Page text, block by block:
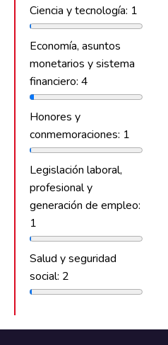
Ciencia y tecnología: 1
Economía, asuntos
monetarios y sistema
financiero: 4
Honores y
conmemoraciones: 1
Legislación laboral,
profesional y
generación de empleo:
1
Salud y seguridad
social: 2